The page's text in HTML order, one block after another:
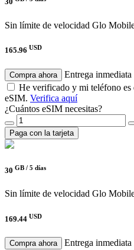
30
Sin límite de velocidad Glo
165.96 USD
Compra ahora
Entrega
He verificado y mi teléfono
eSIM. Verifica aquí
¿Cuántos eSIM necesitas?
Paga con la tarjeta
30 GB / 5 días
Sin límite de velocidad Glo
169.44 USD
Compra ahora
Entrega